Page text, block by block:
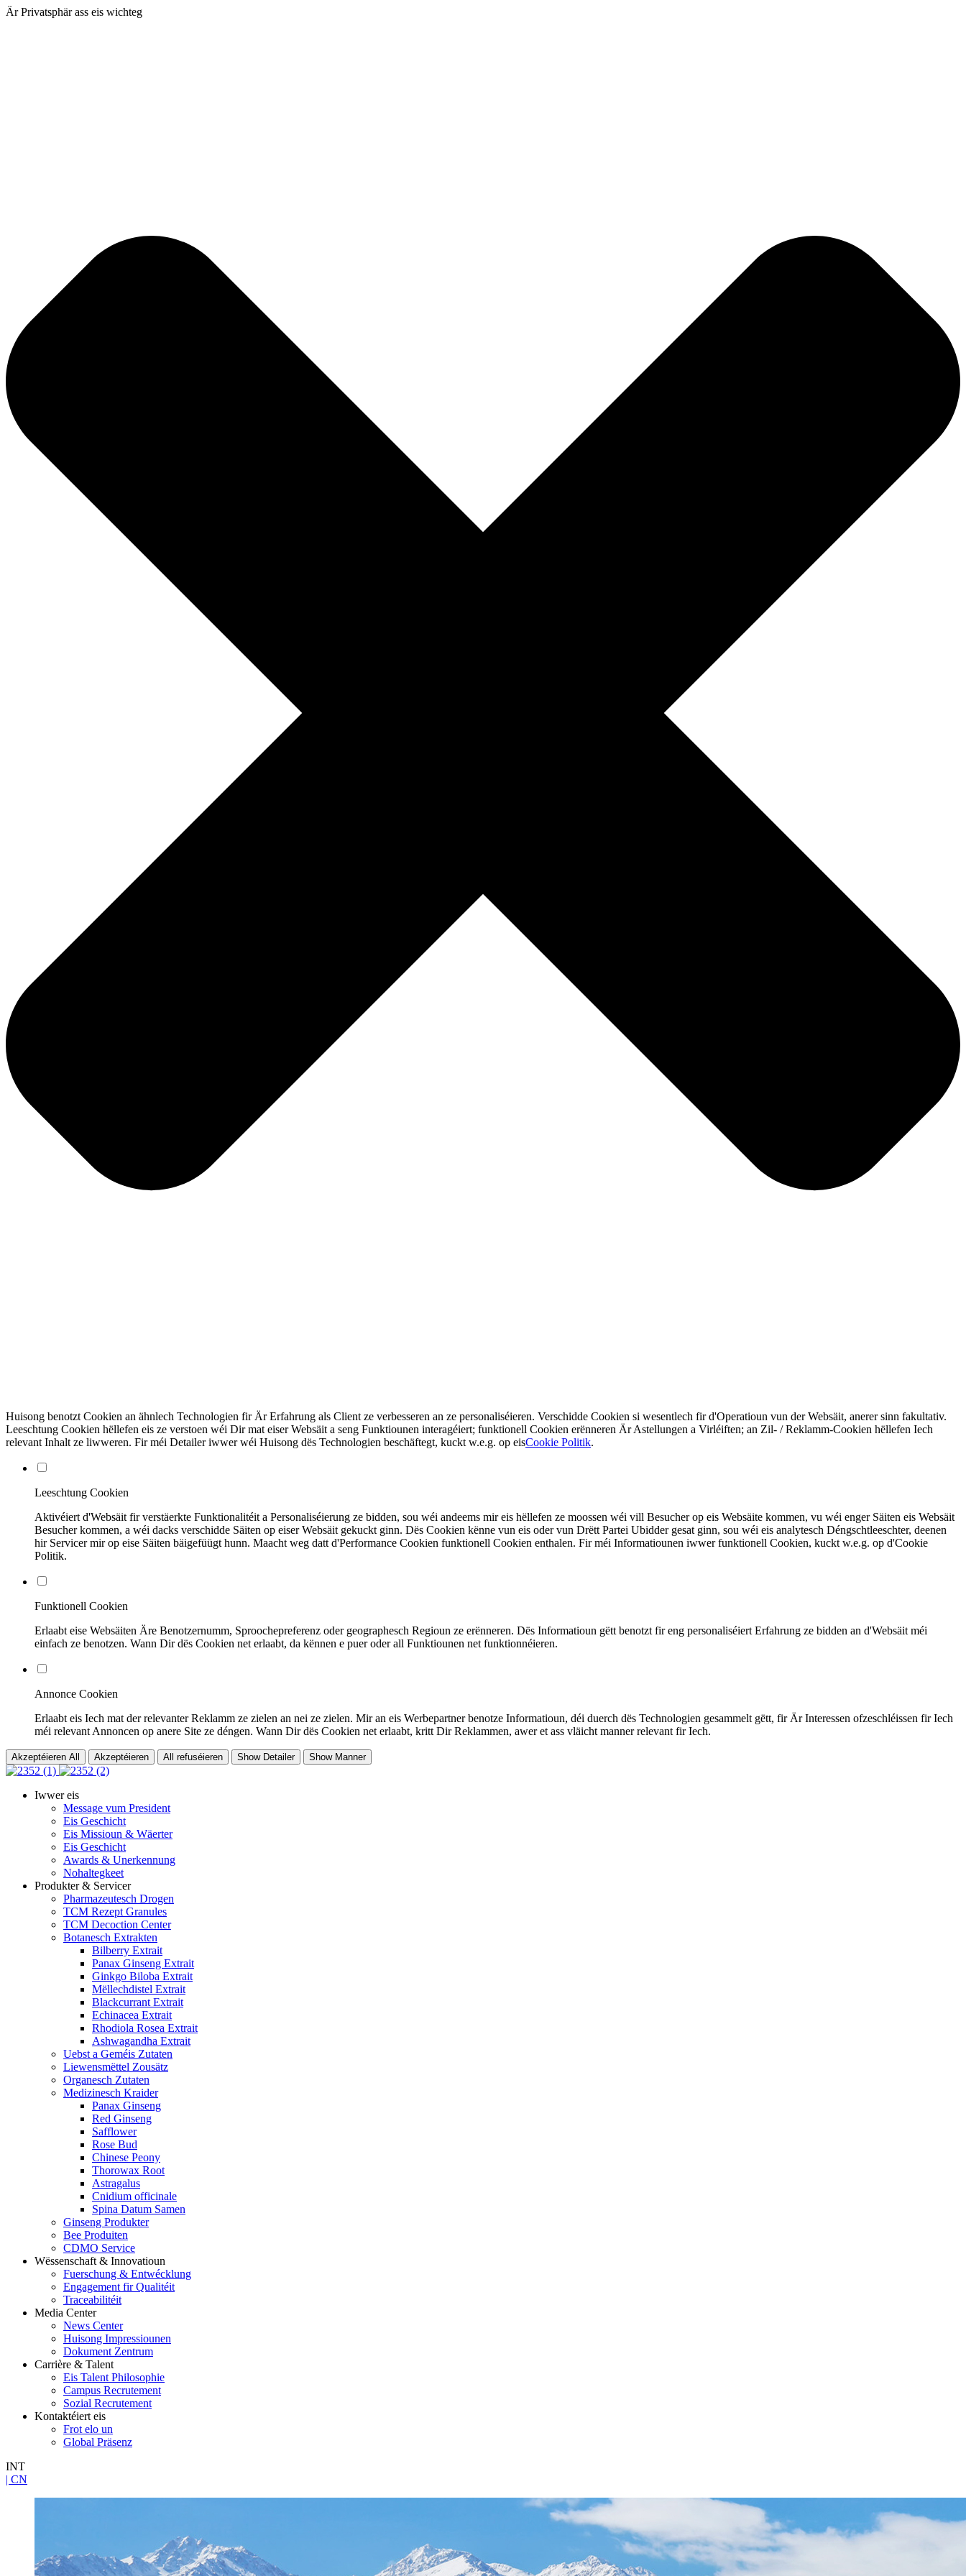
Är Privatsphär ass eis wichteg
Huisong benotzt Cookien an ähnlech Technologien fir Är Erfahrung als Client ze verbesseren an ze personaliséieren. Verschidde Cookien si wesentlech fir d'Operatioun vun der Websäit, anerer sinn fakultativ.
Leeschtung Cookien hëllefen eis ze verstoen wéi Dir mat eiser Websäit a seng Funktiounen interagéiert; funktionell Cookien erënneren Är Astellungen a Virléiften; an Zil- / Reklamm-Cookien hëllefen Iech
relevant Inhalt ze liwweren. Fir méi Detailer iwwer wéi Huisong dës Technologien beschäftegt, kuckt w.e.g. op eisCookie Politik.
Leeschtung Cookien
Aktivéiert d'Websäit fir verstäerkte Funktionalitéit a Personaliséierung ze bidden, sou wéi andeems mir eis hëllefen ze moossen wéi vill Besucher op eis Websäite kommen, vu wéi enger Säiten eis Websäit
Besucher kommen, a wéi dacks verschidde Säiten op eiser Websäit gekuckt ginn. Dës Cookien kënne vun eis oder vun Drëtt Partei Ubidder gesat ginn, sou wéi eis analytesch Déngschtleeschter, deenen
hir Servicer mir op eise Säiten bäigefüügt hunn. Maacht weg datt d'Performance Cookien funktionell Cookien enthalen. Fir méi Informatiounen iwwer funktionell Cookien, kuckt w.e.g. op d'Cookie
Politik.
Funktionell Cookien
Erlaabt eise Websäiten Äre Benotzernumm, Sproochepreferenz oder geographesch Regioun ze erënneren. Dës Informatioun gëtt benotzt fir eng personaliséiert Erfahrung ze bidden an d'Websäit méi
einfach ze benotzen. Wann Dir dës Cookien net erlaabt, da kënnen e puer oder all Funktiounen net funktionnéieren.
Annonce Cookien
Erlaabt eis Iech mat der relevanter Reklamm ze zielen an nei ze zielen. Mir an eis Werbepartner benotze Informatioun, déi duerch dës Technologien gesammelt gëtt, fir Är Interessen ofzeschléissen fir Iech
méi relevant Annoncen op anere Site ze déngen. Wann Dir dës Cookien net erlaabt, kritt Dir Reklammen, awer et ass vläicht manner relevant fir Iech.
Akzeptéieren All Akzeptéieren All refuséieren Show Detailer Show Manner
Iwwer eis
Message vum President
Eis Geschicht
Eis Missioun & Wäerter
Eis Geschicht
Awards & Unerkennung
Nohaltegkeet
Produkter & Servicer
Pharmazeutesch Drogen
TCM Rezept Granules
TCM Decoction Center
Botanesch Extrakten
Bilberry Extrait
Panax Ginseng Extrait
Ginkgo Biloba Extrait
Mëllechdistel Extrait
Blackcurrant Extrait
Echinacea Extrait
Rhodiola Rosea Extrait
Ashwagandha Extrait
Uebst a Geméis Zutaten
Liewensmëttel Zousätz
Organesch Zutaten
Medizinesch Kraider
Panax Ginseng
Red Ginseng
Safflower
Rose Bud
Chinese Peony
Thorowax Root
Astragalus
Cnidium officinale
Spina Datum Samen
Ginseng Produkter
Bee Produiten
CDMO Service
Wëssenschaft & Innovatioun
Fuerschung & Entwécklung
Engagement fir Qualitéit
Traceabilitéit
Media Center
News Center
Huisong Impressiounen
Dokument Zentrum
Carrière & Talent
Eis Talent Philosophie
Campus Recrutement
Sozial Recrutement
Kontaktéiert eis
Frot elo un
Global Präsenz
INT
| CN